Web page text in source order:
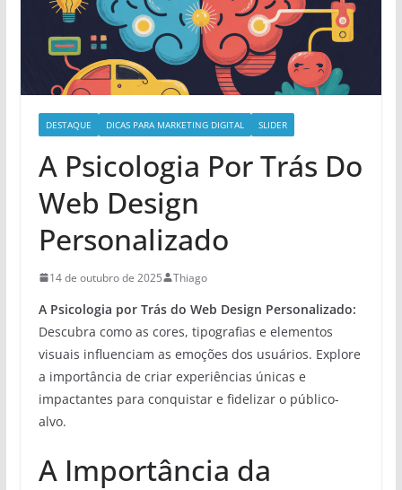
DESTAQUE DICAS PARA MARKETING DIGITAL SLIDER
A Psicologia Por Trás Do
Web Design
Personalizado
14 de outubro de 2025 Thiago
A Psicologia por Trás do Web Design Personalizado:
Descubra como as cores, tipografias e elementos
visuais influenciam as emoções dos usuários. Explore
a importância de criar experiências únicas e
impactantes para conquistar e fidelizar o público-
alvo.
A Importância da